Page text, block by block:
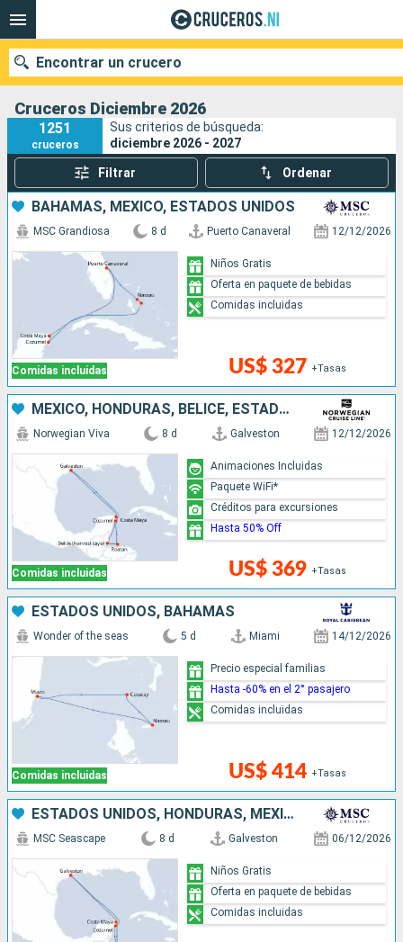
Encontrar un crucero
Nuestros destinos
Fecha de salida
Buscar
Cruceros Diciembre 2026
1251
cruceros
Sus criterios de búsqueda:
diciembre 2026 - 2027
Filtrar Ordenar
BAHAMAS, MÉXICO, ESTADOS UNIDOS
Comidas incluidas
MSC Grandiosa 8 d Puerto Canaveral 12/12/2026
US$ 327 +Tasas
Niños Gratis
Oferta en paquete de bebidas
Comidas incluidas
MÉXICO, HONDURAS, BELICE, ESTADOS UNIDOS
Comidas incluidas
Norwegian Viva 8 d Galveston 12/12/2026
US$ 369 +Tasas
Animaciones Incluidas
Paquete WiFi*
Créditos para excursiones
Hasta 50% Off
ESTADOS UNIDOS, BAHAMAS
Comidas incluidas
Wonder of the seas 5 d Miami 14/12/2026
US$ 414 +Tasas
Precio especial familias
Hasta -60% en el 2° pasajero
Comidas incluidas
ESTADOS UNIDOS, HONDURAS, MÉXICO
MSC Seascape 8 d Galveston 06/12/2026
Niños Gratis
Oferta en paquete de bebidas
Comidas incluidas